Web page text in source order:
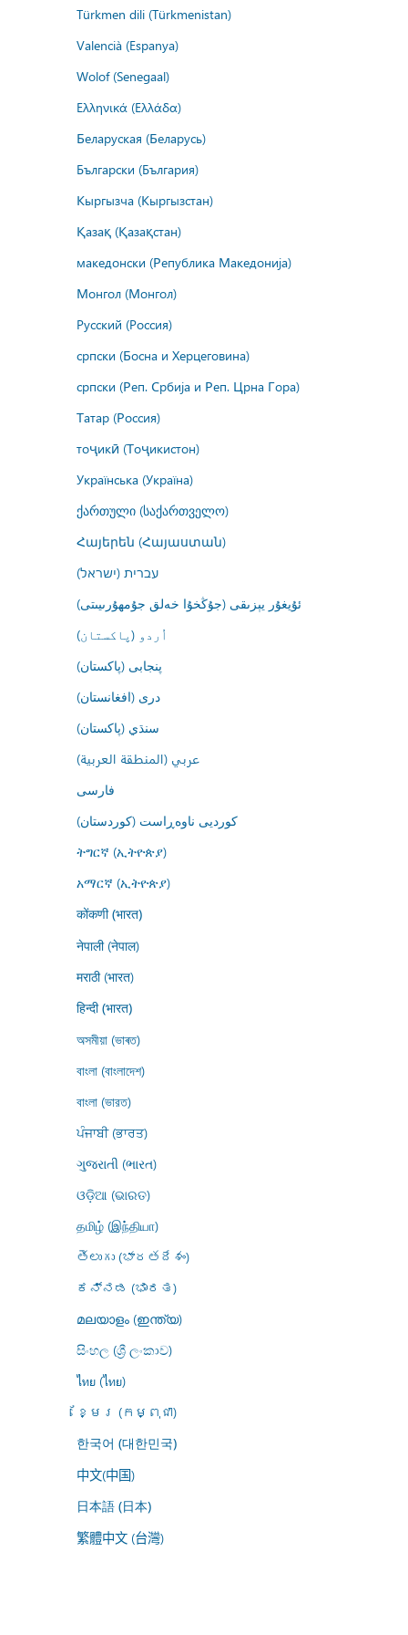
Türkmen dili (Türkmenistan)
Valencià (Espanya)
Wolof (Senegaal)
Ελληνικά (Ελλάδα)
Беларуская (Беларусь)
Български (България)
Кыргызча (Кыргызстан)
Қазақ (Қазақстан)
македонски (Република Македонија)
Монгол (Монгол)
Русский (Россия)
српски (Босна и Херцеговина)
српски (Реп. Србија и Реп. Црна Гора)
Татар (Россия)
тоҷикӣ (Тоҷикистон)
Українська (Україна)
ქართული (საქართველო)
Հայերեն (Հայաստան)
עברית (ישראל)
ئۇيغۇر يېزىقى (جۇڭخۇا خەلق جۇمھۇرىيىتى)
اُردو (پاکستان)
پنجابی (پاکستان)
درى (افغانستان)
سنڌي (پاکستان)
عربي (المنطقة العربية)
فارسى
کوردیی ناوەڕاست (کوردستان)
ትግርኛ (ኢትዮጵያ)
አማርኛ (ኢትዮጵያ)
कोंकणी (भारत)
नेपाली (नेपाल)
मराठी (भारत)
हिन्दी (भारत)
অসমীয়া (ভাৰত)
বাংলা (বাংলাদেশ)
বাংলা (ভারত)
ਪੰਜਾਬੀ (ਭਾਰਤ)
ગુજરાતી (ભારત)
ଓଡ଼ିଆ (ଭାରତ)
தமிழ் (இந்தியா)
తెలుగు (భారతదేశం)
ಕನ್ನಡ (ಭಾರತ)
മലയാളം (ഇന്ത്യ)
සිංහල (ශ්‍රී ලංකාව)
ไทย (ไทย)
ខ្មែរ (កម្ពុជា)
한국어 (대한민국)
中文(中国)
日本語 (日本)
繁體中文 (台灣)